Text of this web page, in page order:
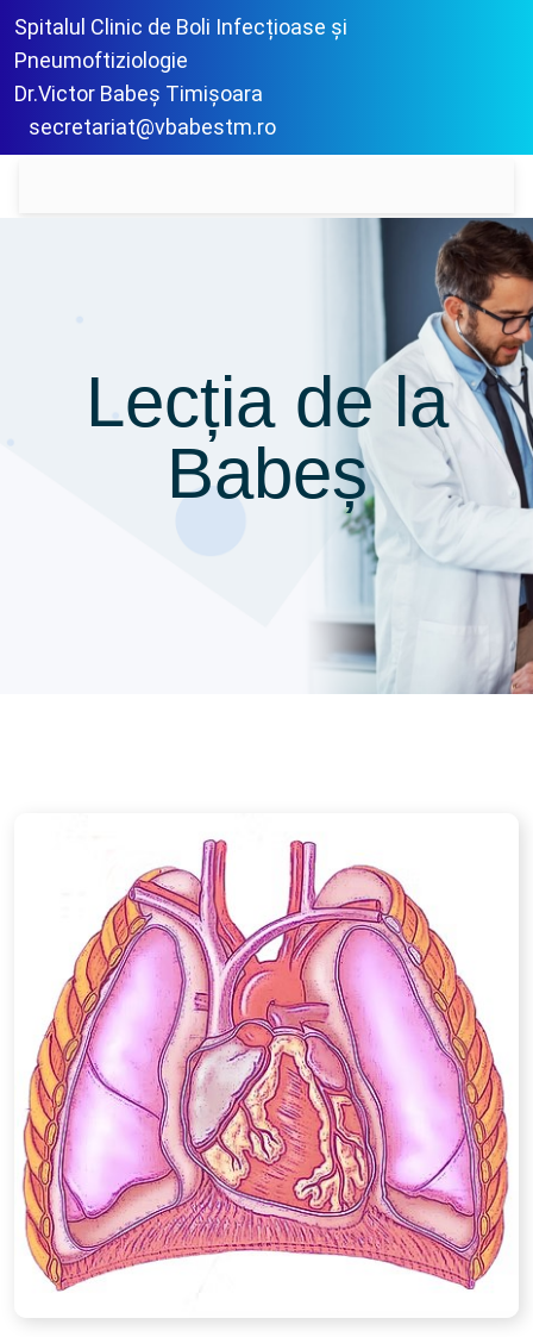
Spitalul Clinic de Boli Infecțioase și
Pneumoftiziologie
Dr.Victor Babeș Timișoara
secretariat@vbabestm.ro
Lecția de la
Babeș